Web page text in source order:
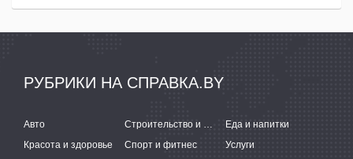
РУБРИКИ НА СПРАВКА.BY
Авто Строительство и ремонт
Еда и напитки
Красота и здоровье
Спорт и фитнес
Услуги